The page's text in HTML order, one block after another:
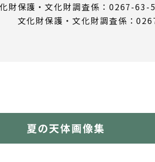
保護・文化財調査係：0267-63-
文化財保護・文化財調査係：
夏の天体画像集